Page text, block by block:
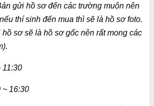
gửi hồ sơ đến các trường muộn nên
thí sinh đến mua thì sẽ là hồ sơ foto.
hồ sơ sẽ là hồ sơ gốc nên rất mong các
~ 11:30
~ 16:30